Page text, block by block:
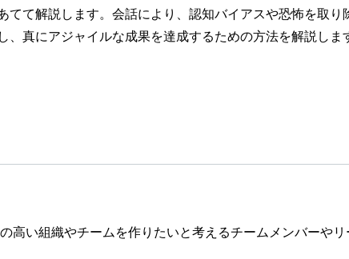
てて解説します。会話により、認知バイアスや恐怖を取
、真にアジャイルな成果を達成するための方法を解説しま
高い組織やチームを作りたいと考えるチームメンバーや